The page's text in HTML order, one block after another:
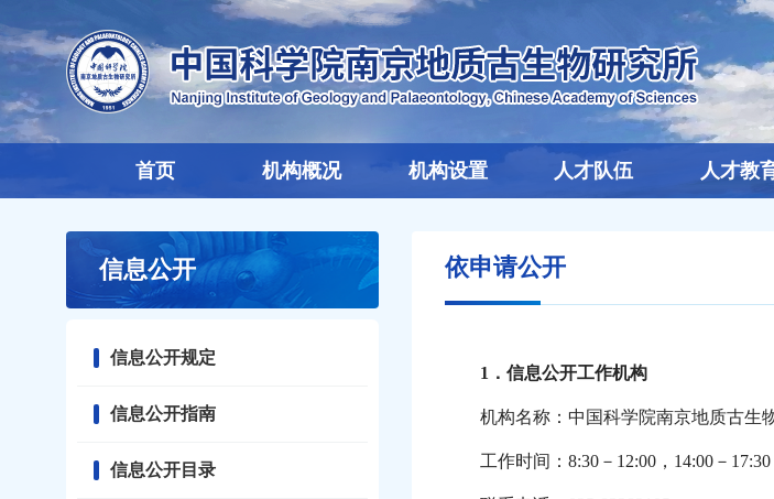
首页 机构概况 机构设置 人才队伍 人才教
信息公开
信息公开规定
信息公开指南
信息公开目录
依申请公开
1．信息公开工作机构
机构名称：中国科学院南京地质古生
工作时间：8:30－12:00，14:00－